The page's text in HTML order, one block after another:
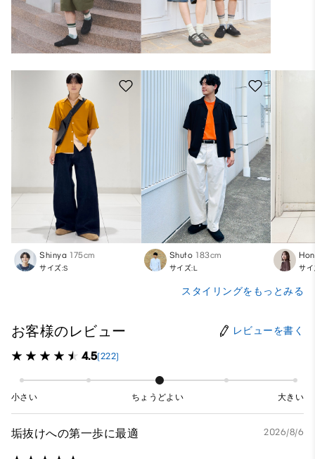
Shinya 175cm
サイズ:S
Shuto 183cm
サイズ:L サ
スタイリングをもっとみる
お客様のレビュー レビューを書く
4.5(222)
小さい ちょうどよい 大きい
垢抜けへの第一歩に最適 2026/8/6